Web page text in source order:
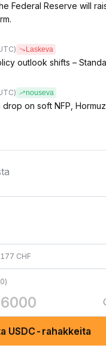
Federal Reserve will
Laskeva
outlook shifts –
nouseva
on soft NFP,
CHF
USDC-rahakkeita